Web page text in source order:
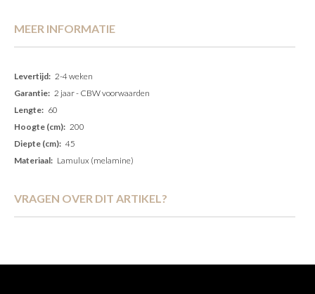
MEER INFORMATIE
Meer
informatie
2-4 weken
2 jaar - CBW voorwaarden
60
200
45
Lamulux (melamine)
VRAGEN OVER DIT ARTIKEL?